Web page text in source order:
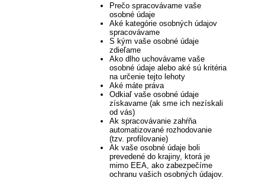
Prečo spracovávame vaše
osobné údaje
Aké kategórie osobných údajov
spracovávame
S kým vaše osobné údaje
zdieľame
Ako dlho uchovávame vaše
osobné údaje alebo aké sú kritéria
na určenie tejto lehoty
Aké máte práva
Odkiaľ vaše osobné údaje
získavame (ak sme ich nezískali
od vás)
Ak spracovávanie zahŕňa
automatizované rozhodovanie
(tzv. profilovanie)
Ak vaše osobné údaje boli
prevedené do krajiny, ktorá je
mimo EEA, ako zabezpečíme
ochranu vašich osobných údajov.